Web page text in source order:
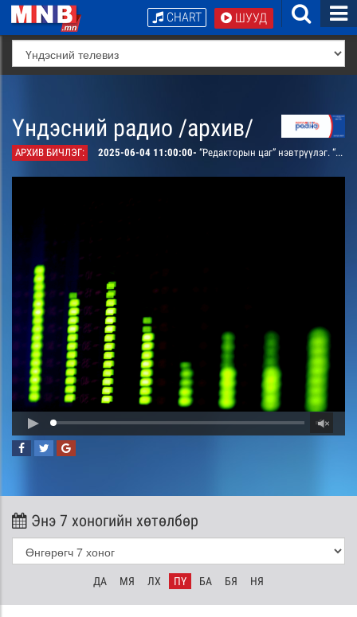
ШУУД
CHART
Үндэсний радио /архив/
АРХИВ БИЧЛЭГ: 2025-06-04 11:00:00- “Редакторын цаг” нэвтрүүлэг. “Замын хөдөлгөөн ба соёл” жолооч болон явган зорчигчид, тэдний хандлага харилцааг хөндөнө. /давтана/
Энэ 7 хоногийн хөтөлбөр
ДА МЯ ЛХ ПҮ БА БЯ НЯ